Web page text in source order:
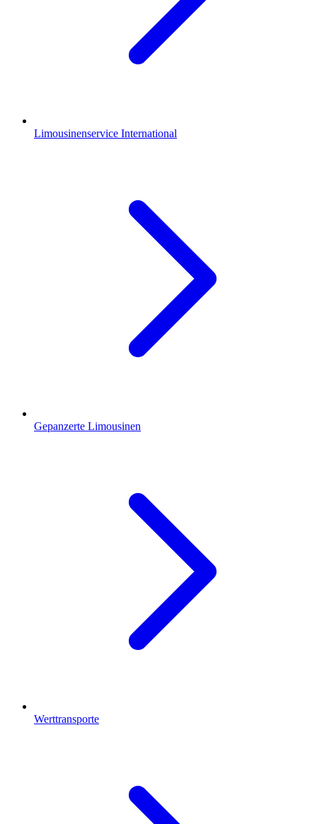
Limousinenservice International
Gepanzerte Limousinen
Werttransporte